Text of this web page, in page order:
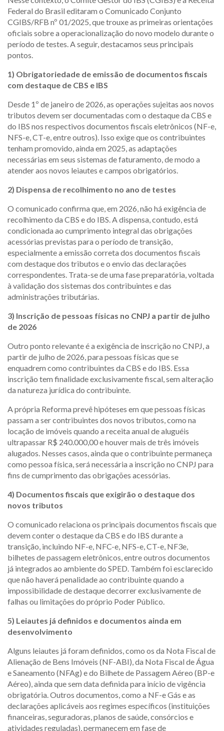
Federal do Brasil editaram o Comunicado Conjunto
CGIBS/RFB nº 01/2025, que trouxe as primeiras orientações
oficiais sobre a operacionalização do novo modelo durante o
período de testes. A seguir, destacamos seus principais
pontos.
1) Obrigatoriedade de emissão de documentos fiscais
com destaque de CBS e IBS
Desde 1º de janeiro de 2026, as operações sujeitas aos novos
tributos devem ser documentadas com o destaque da CBS e
do IBS nos respectivos documentos fiscais eletrônicos (NF-e,
NFS-e, CT-e, entre outros). Isso exige que os contribuintes
tenham promovido, ainda em 2025, as adaptações
necessárias em seus sistemas de faturamento, de modo a
atender aos novos leiautes e campos obrigatórios.
2) Dispensa de recolhimento no ano de testes
O comunicado confirma que, em 2026, não há exigência de
recolhimento da CBS e do IBS. A dispensa, contudo, está
condicionada ao cumprimento integral das obrigações
acessórias previstas para o período de transição,
especialmente a emissão correta dos documentos fiscais
com destaque dos tributos e o envio das declarações
correspondentes. Trata-se de uma fase preparatória, voltada
à validação dos sistemas dos contribuintes e das
administrações tributárias.
3) Inscrição de pessoas físicas no CNPJ a partir de julho
de 2026
Outro ponto relevante é a exigência de inscrição no CNPJ, a
partir de julho de 2026, para pessoas físicas que se
enquadrem como contribuintes da CBS e do IBS. Essa
inscrição tem finalidade exclusivamente fiscal, sem alteração
da natureza jurídica do contribuinte.
A própria Reforma prevê hipóteses em que pessoas físicas
passam a ser contribuintes dos novos tributos, como na
locação de imóveis quando a receita anual de aluguéis
ultrapassar R$ 240.000,00 e houver mais de três imóveis
alugados. Nesses casos, ainda que o contribuinte permaneça
como pessoa física, será necessária a inscrição no CNPJ para
fins de cumprimento das obrigações acessórias.
4) Documentos fiscais que exigirão o destaque dos
novos tributos
O comunicado relaciona os principais documentos fiscais que
devem conter o destaque da CBS e do IBS durante a
transição, incluindo NF-e, NFC-e, NFS-e, CT-e, NF3e,
bilhetes de passagem eletrônicos, entre outros documentos
já integrados ao ambiente do SPED. Também foi esclarecido
que não haverá penalidade ao contribuinte quando a
impossibilidade de destaque decorrer exclusivamente de
falhas ou limitações do próprio Poder Público.
5) Leiautes já definidos e documentos ainda em
desenvolvimento
Alguns leiautes já foram definidos, como os da Nota Fiscal de
Alienação de Bens Imóveis (NF-ABI), da Nota Fiscal de Água
e Saneamento (NFAg) e do Bilhete de Passagem Aéreo (BP-e
Aéreo), ainda que sem data definida para início de vigência
obrigatória. Outros documentos, como a NF-e Gás e as
declarações aplicáveis aos regimes específicos (instituições
financeiras, seguradoras, planos de saúde, consórcios e
atividades reguladas), permanecem em fase de